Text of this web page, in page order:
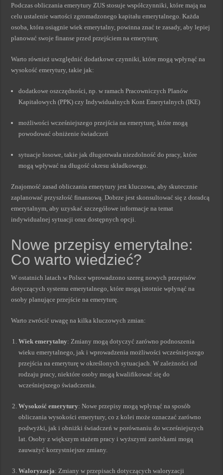
Podczas obliczania emerytury ZUS stosuje współczynniki, które mają na
celu ustalenie wartości zgromadzonego kapitału emerytalnego. Każda
osoba, która osiągnie wiek emerytalny, powinna znać te zasady, aby lepiej
planować swoje finanse przed przejściem na emeryturę.
Warto również uwzględnić dodatkowe czynniki, które mogą wpłynąć na
wysokość emerytury, takie jak:
dodatkowe oszczędności, np. w ramach Pracowniczych Planów
Kapitałowych (PPK) czy Indywidualnych Kont Emerytalnych (IKE)
możliwości wcześniejszego przejścia na emeryturę, które mogą
powodować obniżenie świadczeń
sytuacje losowe, takie jak długotrwała niezdolność do pracy, które
mogą wpływać na długość okresu składkowego.
Znajomość zasad obliczania emerytury jest kluczowa, aby skutecznie
zaplanować przyszłość finansową. Dobrze jest skonsultować się z doradcą
emerytalnym, aby uzyskać szczegółowe informacje na temat
indywidualnej sytuacji oraz dostępnych opcji.
Nowe przepisy emerytalne:
Co warto wiedzieć?
W ostatnich latach w Polsce wprowadzono szereg nowych przepisów
dotyczących systemu emerytalnego, które mogą istotnie wpłynąć na
osoby planujące przejście na emeryturę.
Warto zwrócić uwagę na kilka kluczowych zmian:
Wiek emerytalny: Zmiany mogą dotyczyć zarówno podnoszenia
wieku emerytalnego, jak i wprowadzenia możliwości wcześniejszego
przejścia na emeryturę w określonych sytuacjach. W zależności od
rodzaju pracy, niektóre osoby mogą kwalifikować się do
wcześniejszego świadczenia.
Wysokość emerytury: Nowe przepisy mogą wpłynąć na sposób
obliczania wysokości emerytury, co z kolei może oznaczać zarówno
podwyżki, jak i obniżki świadczeń w porównaniu do wcześniejszych
lat. Osoby z większym stażem pracy i wyższymi zarobkami mogą
zauważyć korzystniejsze zmiany.
Waloryzacja: Zmiany w przepisach dotyczących waloryzacji